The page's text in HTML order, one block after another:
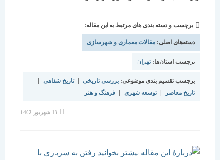
برچسب و دسته بندی های مرتبط به این مقاله:
دسته‌های اصلی:مقالات معماری و شهرسازی
برچسب استان‌ها:تهران
برچسب تقسیم بندی موضوعی:بررسی تاریخی | تاریخ شفاهی |
تاریخ معاصر | توسعه شهری | فرهنگ و هنر